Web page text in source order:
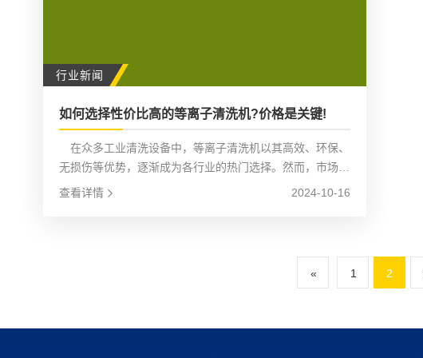
行业新闻
如何选择性价比高的等离子清洗机?价格是关键!
在众多工业清洗设备中，等离子清洗机以其高效、环保、
无损伤等优势，逐渐成为各行业的热门选择。然而，市场上
等离子清洗机的品牌和型号繁多，价格也相差较大，如何选
查看详情 2024-10-16
« 1 2